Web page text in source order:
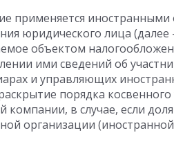
применяется иностранными
юридического лица
объектом
ими сведений об
и управляющих
порядка
компании, в случае, если
организации